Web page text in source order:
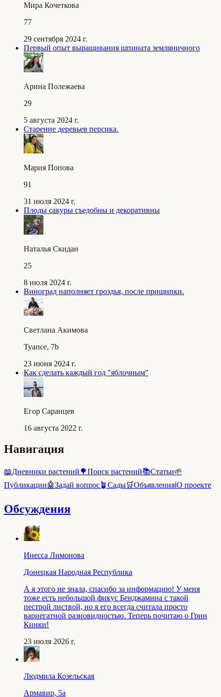
Мира Кочеткова
77
29 сентября 2024 г.
Первый опыт выращивания шпината земляничного
Арина Полежаева
29
5 августа 2024 г.
Старение деревьев персика.
Мария Попова
91
31 июля 2024 г.
Плоды сакуры съедобны и декоративны
Наталья Скидан
25
8 июля 2024 г.
Виноград наполняет гроздья, после прищипки.
Светлана Акимова
Туапсе, 7b
23 июня 2024 г.
Как сделать каждый год "яблочным"
Егор Саранцев
16 августа 2022 г.
Навигация
📖Дневники растений 🌳Поиск растений📚Статьи🌱
Публикации🤖Задай вопрос🪴Сады🛒Объявленияℹ️О проекте
Обсуждения
Инесса Лимонова
Донецкая Народная Республика
А я этого не знала, спасибо за информацию! У меня
тоже есть небольшой фикус Бенджамина с такой
пестрой листвой, но я его всегда считала просто
вариегатной разновидностью. Теперь почитаю о Грин
Кинки!
23 июля 2026 г.
Людмила Козельская
Армавир, 5a